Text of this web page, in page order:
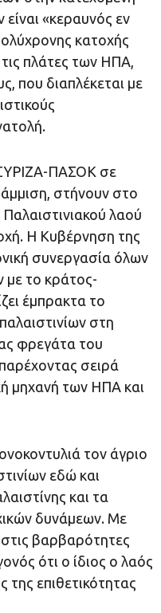
είναι «κεραυνός εν
κατοχής
πλάτες των ΗΠΑ,
που διαπλέκεται με
ΠΑΣΟΚ σε
στήνουν στο
λαού
Η Κυβέρνηση της
συνεργασία όλων
με το κράτος-
έμπρακτα το
στη
φρεγάτα του
σειρά
μηχανή των ΗΠΑ και
τον άγριο
εδώ και
και τα
δυνάμεων. Με
στις βαρβαρότητες
ότι ο ίδιος ο λαός
της επιθετικότητας